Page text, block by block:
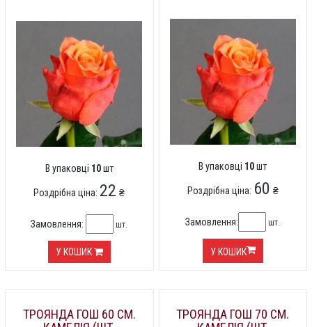
В упаковці 10шт
Роздрібна ціна: 22 ₴
Замовлення: шт.
У КОШИК
В упаковці 10шт
Роздрібна ціна: 60 ₴
Замовлення: шт.
У КОШИК
ТРОЯНДА ГОШ 60 СМ.
ТРОЯНДА ГОШ 70 СМ.